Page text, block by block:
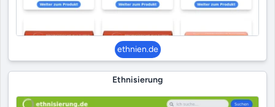
ethnien.de
Ethnisierung